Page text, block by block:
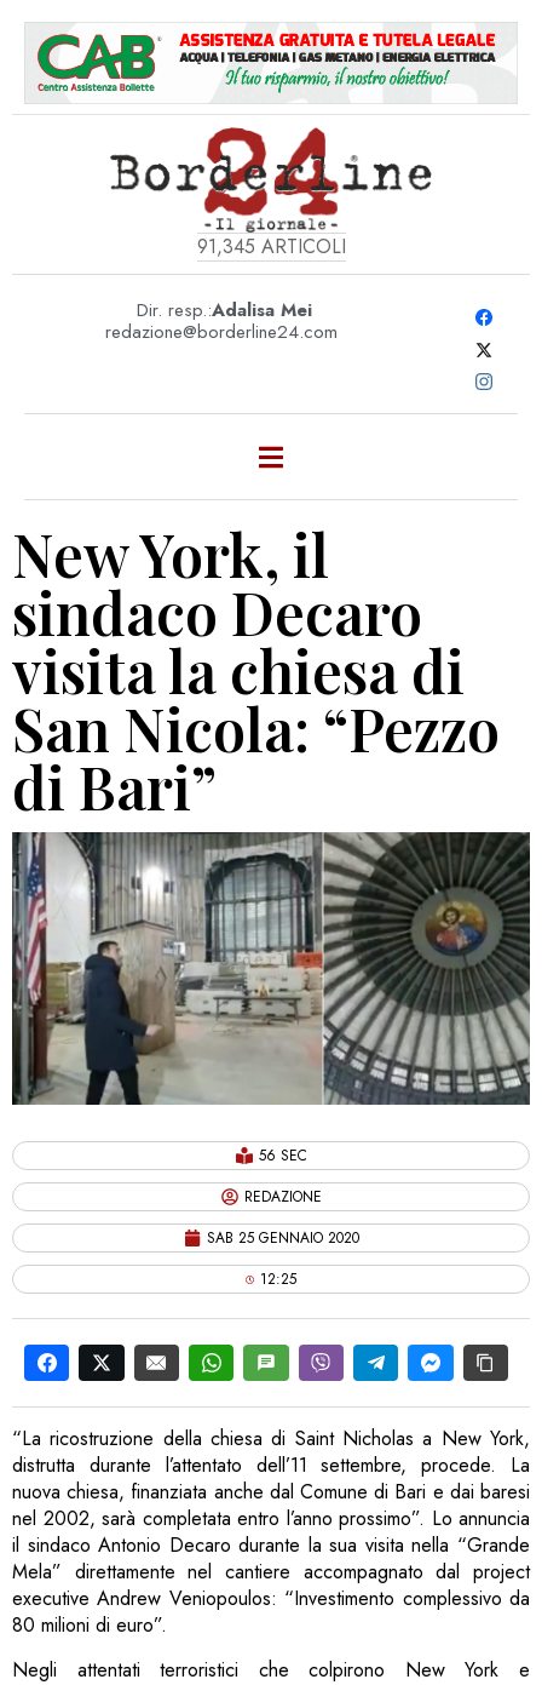
91,345 ARTICOLI
Dir. resp.:Adalisa Mei
redazione@borderline24.com
New York, il
sindaco Decaro
visita la chiesa di
San Nicola: “Pezzo
di Bari”
56 SEC
REDAZIONE
SAB 25 GENNAIO 2020
12:25
“La ricostruzione della chiesa di Saint Nicholas a New York,
distrutta durante l’attentato dell’11 settembre, procede. La
nuova chiesa, finanziata anche dal Comune di Bari e dai baresi
nel 2002, sarà completata entro l’anno prossimo”. Lo annuncia
il sindaco Antonio Decaro durante la sua visita nella “Grande
Mela” direttamente nel cantiere accompagnato dal project
executive Andrew Veniopoulos: “Investimento complessivo da
80 milioni di euro”.
Negli attentati terroristici che colpirono New York e